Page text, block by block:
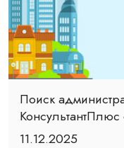
Поиск
11.12.2025